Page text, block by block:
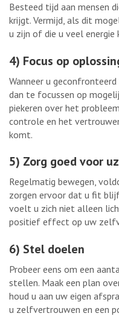
Besteed tijd aan mensen
krijgt. Vermijd, als dit
u zijn of die u veel energie
4) Focus op
Wanneer u
dan te focussen op
piekeren over het
controle en het
komt.
5) Zorg goed voor
Regelmatig bewegen,
zorgen ervoor dat u fit
voelt u zich niet alleen
positief effect op uw
6) Stel doelen
Probeer eens om een
stellen. Maak een plan
houd u aan uw eigen
u zelfvertrouwen en een